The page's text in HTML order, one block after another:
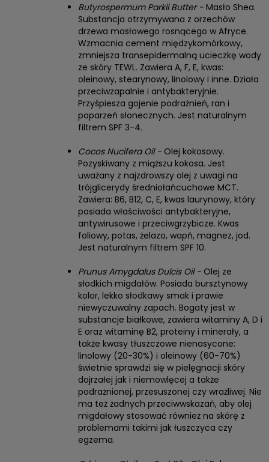
Butyrospermum Parkii Butter - Masło Shea.
Substancja otrzymywana z orzechów
drzewa masłowego rosnącego w Afryce.
Wzmacnia cement międzykomórkowy,
zmniejsza transepidermalną ucieczkę wody
ze skóry TEWL. Zawiera A, F, E, kwas:
oleinowy, stearynowy, linolowy i inne. Działa
przeciwzapalnie i antybakteryjnie.
Przyśpiesza gojenie podrażnień, ran i
poparzeń słonecznych. Jest naturalnym
filtrem SPF 3-4.
Cocos Nucifera Oil - Olej kokosowy.
Pozyskiwany z miąższu kokosa. Jest
uważany z najzdrowszy olej z uwagi na
trójglicerydy średniołańcuchowe MCT.
Zawiera: B6, B12, C, E, kwas laurynowy, który
posiada właściwości antybakteryjne,
antywirusowe i przeciwgrzybicze. Kwas
foliowy, potas, żelazo, wapń, magnez, jod.
Jest naturalnym filtrem SPF 10.
Prunus Amygdalus Dulcis Oil - Olej ze
słodkich migdałów. Posiada bursztynowy
kolor, lekko słodkawy smak i prawie
niewyczuwalny zapach. Bogaty jest w
substancje białkowe, zawiera witaminy A, D i
E oraz witaminę B2, proteiny i minerały, a
także kwasy tłuszczowe nienasycone:
linolowy (20-30%) i oleinowy (60-70%)
świetnie sprawdzi się w pielęgnacji skóry
dojrzałej jak i niemowlęcej a także
podrażnionej, przesuszonej czy wrażliwej. Nie
ma też żadnych przeciwwskazań, aby olej
migdałowy stosować również na skórę z
problemami takimi jak łuszczyca czy
egzema.